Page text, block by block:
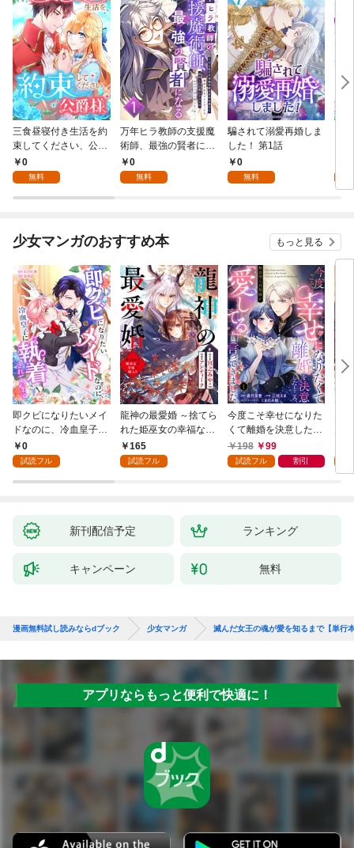
三食昼寝付き生活を約
束してください、公爵
様 1話
0
無料
万年ヒラ教師の支援魔
術師、最強の賢者にな
る～不人気の支援魔術
師は給料泥棒だと魔術
らない件～ 第1話
0
無料
騙されて溺愛再婚しま
した！ 第1話
0
無料
少女マンガのおすすめ本 もっと見る
即クビになりたいメイ
ドなのに、冷血皇子に
執着されています第1
話
0
試読フル
龍神の最愛婚 ～捨てら
れた姫巫女の幸福な嫁
入り～: 1
165
試読フル
今度こそ幸せになりた
くて離婚を決意したと
ころ、無表情な旦那様
が「愛してる」と言っ
198 99
試読フル 割引
新刊配信予定 ランキング
キャンペーン 無料
漫画無料試し読みならdブック 少女マンガ 滅んだ女王の魂が愛を知るまで【単行
アプリならもっと便利で快適に！